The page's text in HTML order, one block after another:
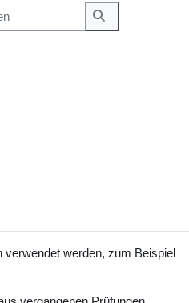
Wiki durchsuchen
verwendet werden, zum Beispiel